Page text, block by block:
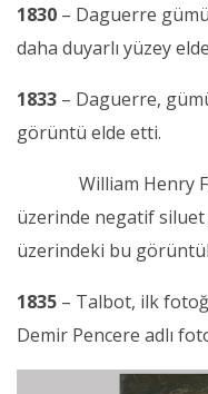
1830 – Daguerre
daha duyarlı yüzey
1833 – Daguerre,
görüntü elde etti.
William Henry Fox
üzerinde negatif
üzerindeki bu
1835 – Talbot, ilk
Demir Pencere adlı